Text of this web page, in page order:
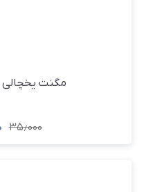
مگنت یخچالی
۳۵٫۰۰۰